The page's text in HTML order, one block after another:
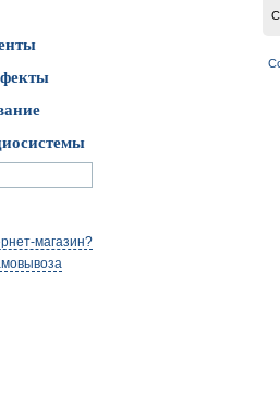
магазин?